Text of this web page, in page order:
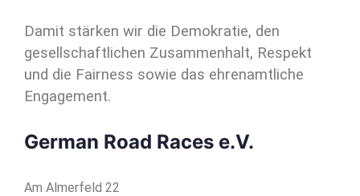
Damit stärken wir die Demokratie, den
gesellschaftlichen Zusammenhalt, Respekt
und die Fairness sowie das ehrenamtliche
Engagement.
German Road Races e.V.
Am Almerfeld 22